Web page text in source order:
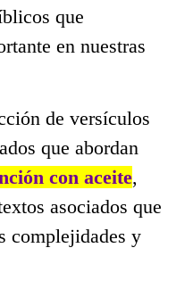
que
en nuestras
de versículos
que abordan
con aceite,
asociados que
complejidades y